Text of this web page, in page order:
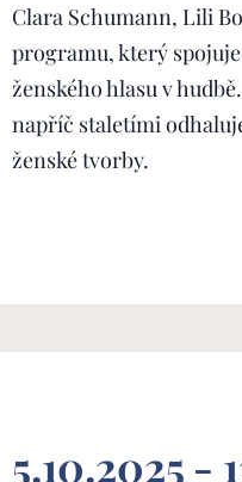
Clara Schumann, Lili
programu, který
ženského hlasu v
napříč staletími
ženské tvorby.
5.10.2025 -